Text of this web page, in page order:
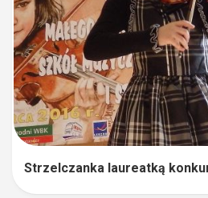
Strzelczanka laureatką